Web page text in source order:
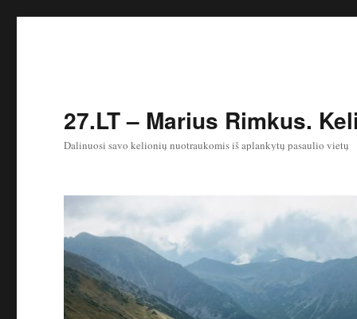
27.LT – Marius Rimkus.
Dalinuosi savo kelionių nuotraukomis iš aplankytų pasaulio vietų